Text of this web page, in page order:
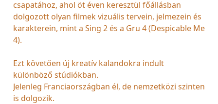
csapatához, ahol öt éven keresztül főállásban
dolgozott olyan filmek vizuális tervein, jelmezein és
karakterein, mint a Sing 2 és a Gru 4 (Despicable Me
4).
Ezt követően új kreatív kalandokra indult
különböző stúdiókban.
Jelenleg Franciaországban él, de nemzetközi szinten
is dolgozik.